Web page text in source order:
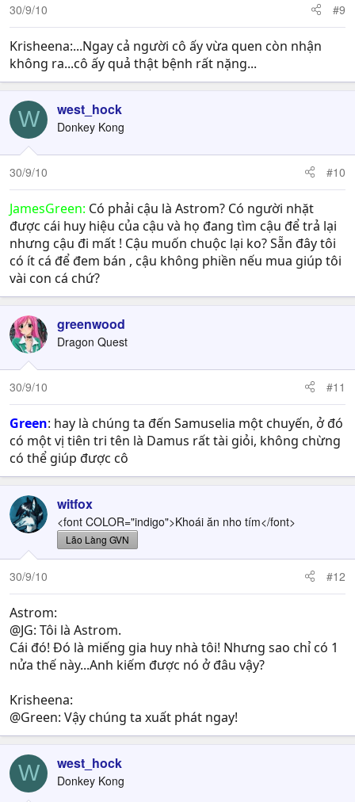
30/9/10 #9
Krisheena:...Ngay cả người cô ấy vừa quen còn nhận
không ra...cô ấy quả thật bệnh rất nặng...
W west_hock
Donkey Kong
30/9/10 #10
JamesGreen: Có phải cậu là Astrom? Có người nhặt
được cái huy hiệu của cậu và họ đang tìm cậu để trả lại
nhưng cậu đi mất ! Cậu muốn chuộc lại ko? Sẵn đây tôi
có ít cá để đem bán , cậu không phiền nếu mua giúp tôi
vài con cá chứ?
greenwood
Dragon Quest
30/9/10 #11
Green: hay là chúng ta đến Samuselia một chuyến, ở đó
có một vị tiên tri tên là Damus rất tài giỏi, không chừng
có thể giúp được cô
witfox
<font COLOR="indigo">Khoái ăn nho tím</font>
Lão Làng GVN
30/9/10 #12
Astrom:
@JG: Tôi là Astrom.
Cái đó! Đó là miếng gia huy nhà tôi! Nhưng sao chỉ có 1
nửa thế này...Anh kiếm được nó ở đâu vậy?
Krisheena:
@Green: Vậy chúng ta xuất phát ngay!
W west_hock
Donkey Kong